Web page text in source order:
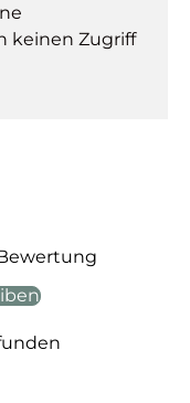
keinen Zugriff